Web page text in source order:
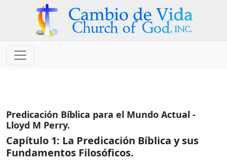
Predicación Bíblica para el Mundo Actual -
Lloyd M Perry.
Capítulo 1: La Predicación Bíblica y sus
Fundamentos Filosóficos.